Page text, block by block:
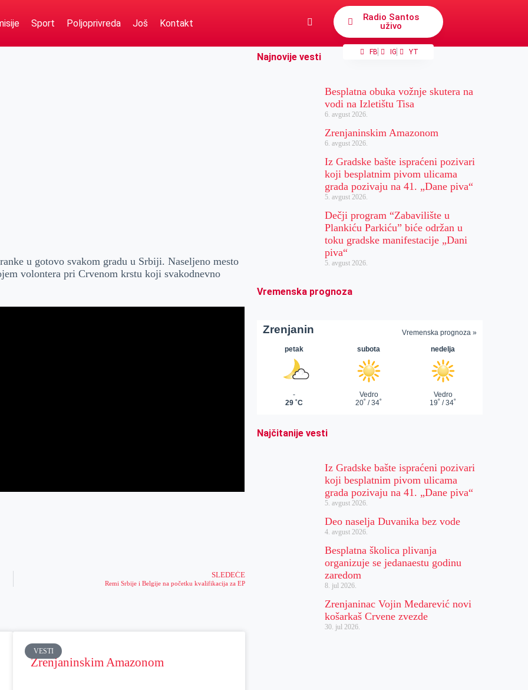
Sport Poljoprivreda Još Kontakt
Radio Santos
uživo
FB IG YT
u gotovo svakom gradu u Srbiji. Naseljeno mesto
volontera pri Crvenom krstu koji svakodnevno
SLEDEĆE
Remi Srbije i Belgije na početku kvalifikacija za EP
VESTI
Zrenjaninskim Amazonom
Najnovije vesti
Besplatna obuka vožnje skutera na
vodi na Izletištu Tisa
6. avgust 2026.
Zrenjaninskim Amazonom
6. avgust 2026.
Iz Gradske bašte ispraćeni pozivari
koji besplatnim pivom ulicama
grada pozivaju na 41. „Dane piva“
5. avgust 2026.
Dečji program “Zabavilište u
Plankiću Parkiću” biće održan u
toku gradske manifestacije „Dani
piva“
5. avgust 2026.
Vremenska prognoza
Najčitanije vesti
Iz Gradske bašte ispraćeni pozivari
koji besplatnim pivom ulicama
grada pozivaju na 41. „Dane piva“
5. avgust 2026.
Deo naselja Duvanika bez vode
4. avgust 2026.
Besplatna školica plivanja
organizuje se jedanaestu godinu
zaredom
8. jul 2026.
Zrenjaninac Vojin Medarević novi
košarkaš Crvene zvezde
30. jul 2026.